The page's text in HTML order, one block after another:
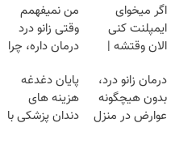
اگر میخوای
ایمپلنت کنی
الان وقتشه |
میلیون تومان!!!
من نمیفهمم
وقتی زانو درد
درمان داره، چرا
تحمل میکنی؟❗
درمان زانو درد،
بدون هیچگونه
عوارض در منزل
پایان دغدغه
هزینه های
دندان پزشکی با